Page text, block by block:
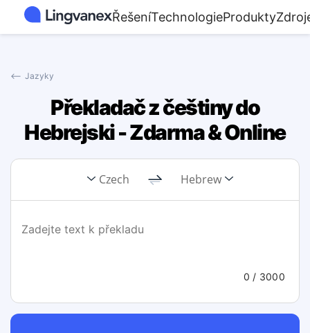
ŘešeníTechnologieProdukty
⟵ Jazyky
Překladač z češtiny do
Hebrejski - Zdarma & Online
Czech Hebrew
0 / 3000